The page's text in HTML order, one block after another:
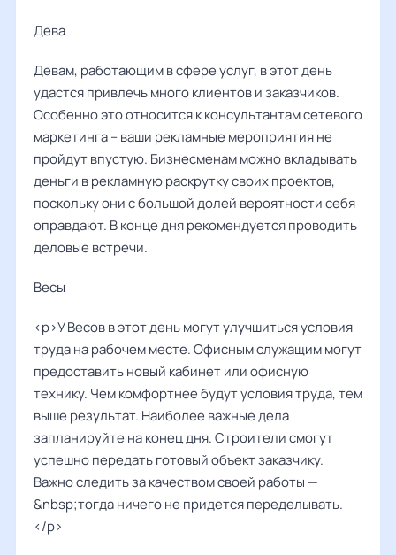
Дева ‌‌
Девам, работающим в сфере услуг, в этот день
удастся привлечь много клиентов и заказчиков.
Особенно это относится к консультантам сетевого
маркетинга – ваши рекламные мероприятия не
пройдут впустую. Бизнесменам можно вкладывать
деньги в рекламную раскрутку своих проектов,
поскольку они с большой долей вероятности себя
оправдают. В конце дня рекомендуется проводить
деловые встречи.
Весы ‌‌
<p>У Весов в этот день могут улучшиться условия
труда на рабочем месте. Офисным служащим могут
предоставить новый кабинет или офисную
технику. Чем комфортнее будут условия труда, тем
выше результат. Наиболее важные дела
запланируйте на конец дня. Строители смогут
успешно передать готовый объект заказчику.
Важно следить за качеством своей работы —
&nbsp;тогда ничего не придется переделывать.
</p>